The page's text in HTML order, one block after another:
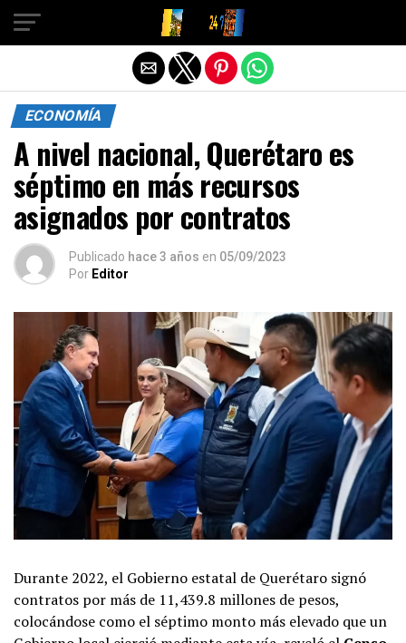
ECONOMÍA
A nivel nacional, Querétaro es
séptimo en más recursos
asignados por contratos
Publicado hace 3 años en 05/09/2023
Por Editor
Durante 2022, el Gobierno estatal de Querétaro signó
contratos por más de 11,439.8 millones de pesos,
colocándose como el séptimo monto más elevado que un
Salir de la versión móvil